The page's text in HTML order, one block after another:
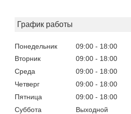
График работы
Понедельник 09:00
18:00
Вторник
09:00
18:00
Среда
09:00
18:00
Четверг
09:00
18:00
Пятница
09:00
18:00
Суббота
Выходной